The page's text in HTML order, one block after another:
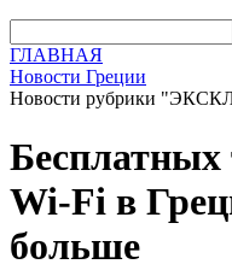
ГЛАВНАЯ
Новости Греции
Новости рубрики
Бесплатных
Wi-Fi в
больше